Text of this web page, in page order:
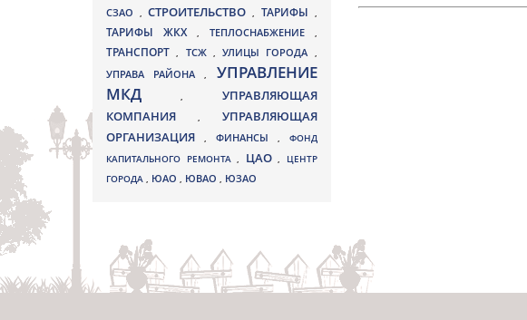
СЗАО ,СТРОИТЕЛЬСТВО, ТАРИФЫ ,
ТАРИФЫ ЖКХ , ТЕПЛОСНАБЖЕНИЕ ,
ТРАНСПОРТ, ТСЖ , УЛИЦЫ ГОРОДА ,
УПРАВА РАЙОНА, УПРАВЛЕНИЕ
МКД, УПРАВЛЯЮЩАЯ
КОМПАНИЯ
, УПРАВЛЯЮЩАЯ
ОРГАНИЗАЦИЯ
, ФИНАНСЫ , ФОНД
КАПИТАЛЬНОГО РЕМОНТА , ЦАО ,
ЦЕНТР
ГОРОДА , ЮАО , ЮВАО , ЮЗАО